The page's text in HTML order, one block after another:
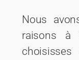
Nous
raisons